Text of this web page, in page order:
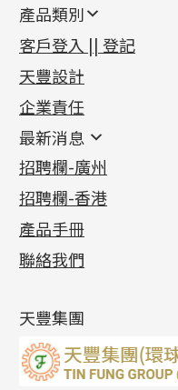
產品類別
新產品
足金系列
足金配件
機織鏈系列
珠仔鏈
镶口链
管狀網鏈
十字車花鏈系列
十字閃O鏈系列
十字錘打鏈系列
側身車花鏈系列
側身鏈系列
雙十字鏈系列
水波鏈系列
蛇骨鏈系列
鏈尾系列
首飾配件
耳環類配件
卷迫系列
螺絲迫系列
梅花迫系列
平臺迫系列
綫拍系列
美拍系列
耳環扣系列
耳綫/耳鈎系列
耳環爪頭
耳環
鏈類配件
動感車花吊墜
調節珠系列
生圈扣系列
龍蝦扣系列
鴨俐制系列
字母吊墜
相盒吊墜
項鏈吊墜
生肖吊墜
其他類配件
珠盤系列
袖口鈕系列
焊片及鐳射綫
空心車花管
珠類配件
無孔光身珠
空心光身珠
無孔批花珠
鑲口類
四爪頭系列
六爪頭系列
車花片
動感車花片
鑲口戒指
鑲口手鏈系列
首飾系列
手镯系列
戒指系列
空心耳環
空心车花管首饰链
空心手鐲系列
貴金屬原料
千足金
記憶金屬系列
記憶戒指
拉簧珠珠手鏈
記憶鈦手鐲
客戶登入 || 登記
天豐設計
企業責任
最新消息
最新消息
各項證書(2)
相片集(9)
展覽會資訊
最新產品資訊
招聘欄-廣州
招聘欄-香港
產品手冊
聯絡我們
天豐集團